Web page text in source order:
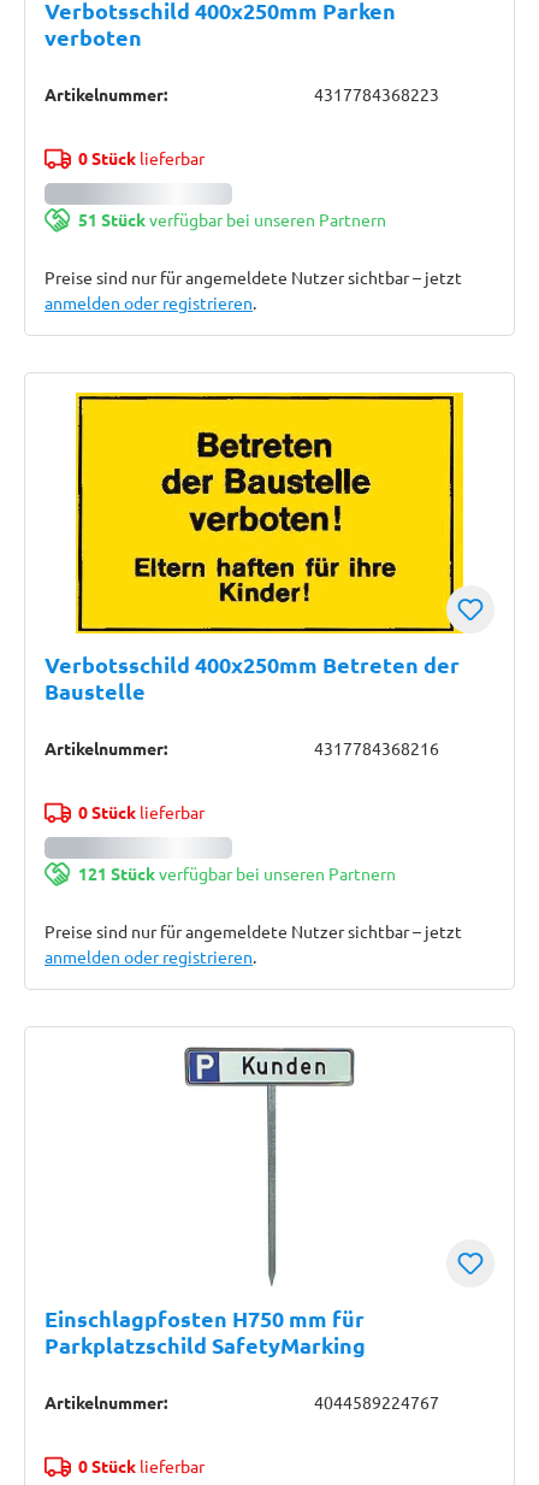
Verbotsschild 400x250mm Parken
verboten
Artikelnummer: 4317784368223
0 Stücklieferbar
51 Stückverfügbar bei unseren Partnern
Preise sind nur für angemeldete Nutzer sichtbar – jetzt
anmelden oder registrieren.
Verbotsschild 400x250mm Betreten der
Baustelle
Artikelnummer: 4317784368216
0 Stücklieferbar
121 Stückverfügbar bei unseren Partnern
Preise sind nur für angemeldete Nutzer sichtbar – jetzt
anmelden oder registrieren.
Einschlagpfosten H750 mm für
Parkplatzschild SafetyMarking
Artikelnummer: 4044589224767
0 Stücklieferbar